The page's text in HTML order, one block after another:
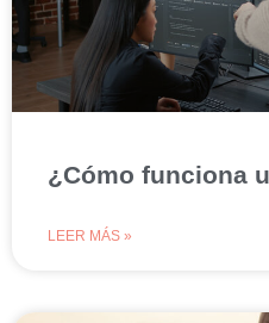
¿Cómo funciona
LEER MÁS »